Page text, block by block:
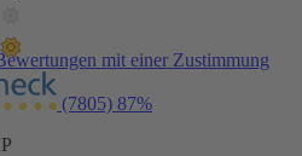
mit einer Zustimmung
(7805) 87%